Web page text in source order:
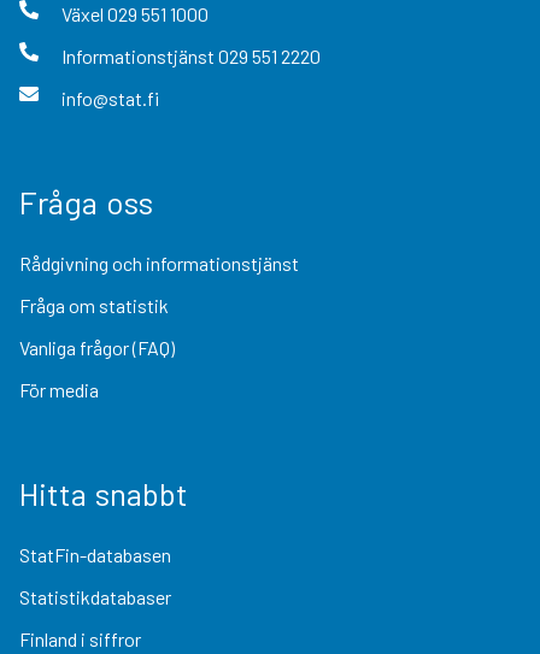
Växel 029 551 1000
Informationstjänst 029 551 2220
info@stat.fi
Fråga oss
Rådgivning och informationstjänst
Fråga om statistik
Vanliga frågor (FAQ)
För media
Hitta snabbt
StatFin-databasen
Statistikdatabaser
Finland i siffror